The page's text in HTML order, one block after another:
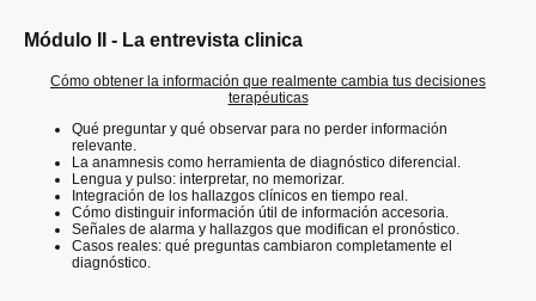
Módulo II - La entrevista clinica
Cómo obtener la información que realmente cambia tus decisiones
terapéuticas
Qué preguntar y qué observar para no perder información
relevante.
La anamnesis como herramienta de diagnóstico diferencial.
Lengua y pulso: interpretar, no memorizar.
Integración de los hallazgos clínicos en tiempo real.
Cómo distinguir información útil de información accesoria.
Señales de alarma y hallazgos que modifican el pronóstico.
Casos reales: qué preguntas cambiaron completamente el
diagnóstico.